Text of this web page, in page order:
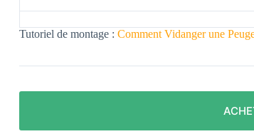
Tutoriel de montage :Comment Vidanger une